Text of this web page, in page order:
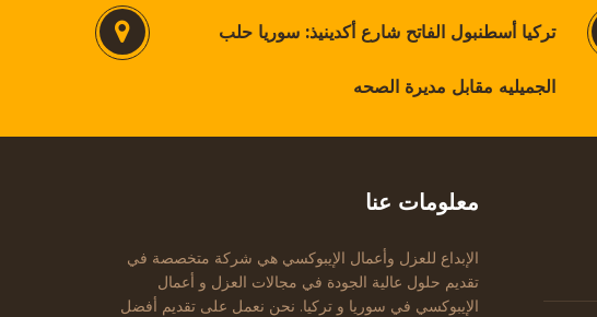
تركيا أسطنبول الفاتح شارع أكدينيذ: سوريا حلب
الجميليه مقابل مديرة الصحه
معلومات عنا
الإبداع للعزل وأعمال الإيبوكسي هي شركة متخصصة في
تقديم حلول عالية الجودة في مجالات العزل و أعمال
الإيبوكسي في سوريا و تركيا. نحن نعمل على تقديم أفضل